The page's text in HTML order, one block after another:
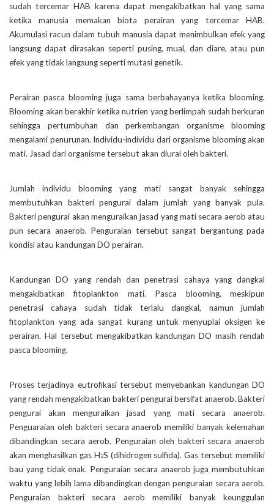
sudah tercemar HAB karena dapat mengakibatkan hal yang sama
ketika manusia memakan biota perairan yang tercemar HAB.
Akumulasi racun dalam tubuh manusia dapat menimbulkan efek yang
langsung dapat dirasakan seperti pusing, mual, dan diare, atau pun
efek yang tidak langsung seperti mutasi genetik.
Perairan pasca blooming juga sama berbahayanya ketika blooming.
Blooming akan berakhir ketika nutrien yang berlimpah sudah berkuran
sehingga pertumbuhan dan perkembangan organisme blooming
mengalami penurunan. Individu-individu dari organisme blooming akan
mati. Jasad dari organisme tersebut akan diurai oleh bakteri.
Jumlah individu blooming yang mati sangat banyak sehingga
membutuhkan bakteri pengurai dalam jumlah yang banyak pula.
Bakteri pengurai akan menguraikan jasad yang mati secara aerob atau
pun secara anaerob. Penguraian tersebut sangat bergantung pada
kondisi atau kandungan DO perairan.
Kandungan DO yang rendah dan penetrasi cahaya yang dangkal
mengakibatkan fitoplankton mati. Pasca blooming, meskipun
penetrasi cahaya sudah tidak terlalu dangkal, namun jumlah
fitoplankton yang ada sangat kurang untuk menyuplai oksigen ke
perairan. Hal tersebut mengakibatkan kandungan DO masih rendah
pasca blooming.
Proses terjadinya eutrofikasi tersebut menyebankan kandungan DO
yang rendah mengakibatkan bakteri pengurai bersifat anaerob. Bakteri
pengurai akan menguraikan jasad yang mati secara anaerob.
Penguaraian oleh bakteri secara anaerob memiliki banyak kelemahan
dibandingkan secara aerob. Penguraian oleh bakteri secara anaerob
akan menghasilkan gas H2S (dihidrogen sulfida). Gas tersebut memiliki
bau yang tidak enak. Penguraian secara anaerob juga membutuhkan
waktu yang lebih lama dibandingkan dengan penguraian secara aerob.
Penguraian bakteri secara aerob memiliki banyak keunggulan